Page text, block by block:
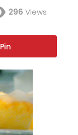
296 Views
Pin